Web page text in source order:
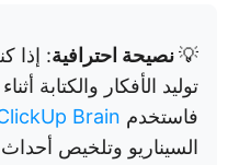
💡نصيحة احترافية: إذا
توليد الأفكار والكتابة
فاستخدم Brain
السيناريو وتلخيص